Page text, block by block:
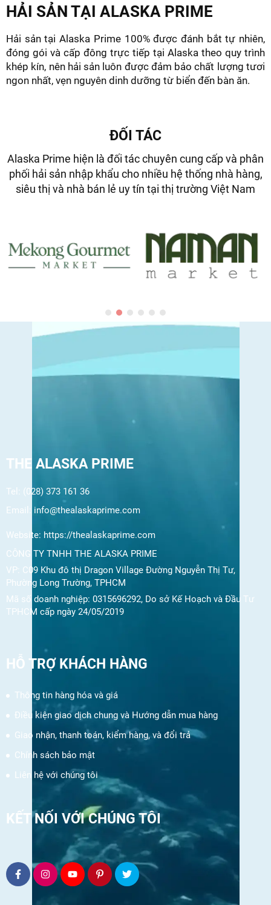
HẢI SẢN TẠI ALASKA PRIME
Hải sản tại Alaska Prime 100% được đánh bắt tự nhiên,
đóng gói và cấp đông trực tiếp tại Alaska theo quy trình
khép kín, nên hải sản luôn được đảm bảo chất lượng tươi
ngon nhất, vẹn nguyên dinh dưỡng từ biển đến bàn ăn.
ĐỐI TÁC
Alaska Prime hiện là đối tác chuyên cung cấp và phân
phối hải sản nhập khẩu cho nhiều hệ thống nhà hàng,
siêu thị và nhà bán lẻ uy tín tại thị trường Việt Nam
THE ALASKA PRIME
Tel: (028) 373 161 36
Email: info@thealaskaprime.com
Website: https://thealaskaprime.com
CÔNG TY TNHH THE ALASKA PRIME
VP: C09 Khu đô thị Dragon Village Đường Nguyễn Thị Tư,
Phường Long Trường, TPHCM
Mã số doanh nghiệp: 0315696292, Do sở Kế Hoạch và Đầu Tư
TPHCM cấp ngày 24/05/2019
HỖ TRỢ KHÁCH HÀNG
Thông tin hàng hóa và giá
Điều kiện giao dịch chung và Hướng dẫn mua hàng
Giao nhận, thanh toán, kiểm hàng, và đổi trả
Chính sách bảo mật
Liên hệ với chúng tôi
KẾT NỐI VỚI CHÚNG TÔI